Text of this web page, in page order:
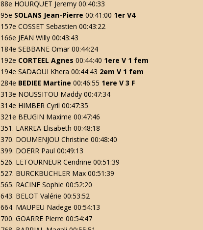
88e HOURQUET Jeremy 00:40:33
95e SOLANS Jean-Pierre 00:41:00 1er V4
157e COSSET Sebastien 00:43:22
166e JEAN Willy 00:43:43
184e SEBBANE Omar 00:44:24
192e CORTEEL Agnes 00:44:40 1ere V 1 fem
194e SADAOUI Khera 00:44:43 2em V 1 fem
284e BEDIEE Martine 00:46:55 1ere V 3 F
313e NOUSSITOU Maddy 00:47:34
314e HIMBER Cyril 00:47:35
321e BEUGIN Maxime 00:47:46
351. LARREA Elisabeth 00:48:18
370. DOUMENJOU Christine 00:48:40
399. DOERR Paul 00:49:13
526. LETOURNEUR Cendrine 00:51:39
527. BURCKBUCHLER Max 00:51:39
565. RACINE Sophie 00:52:20
643. BELOT Valérie 00:53:52
664. MAUPEU Nadege 00:54:13
700. GOARRE Pierre 00:54:47